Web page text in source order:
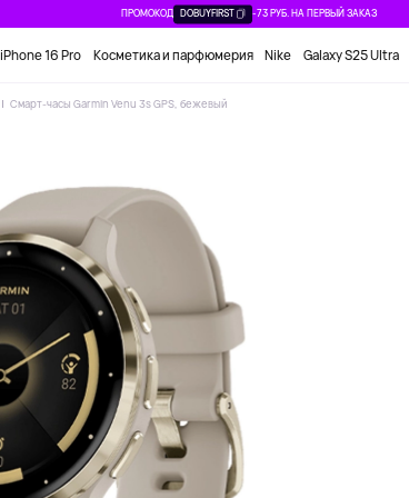
ПРОМОКОД DOBUYFIRST -73 РУБ. НА ПЕРВЫЙ ЗАКАЗ
iPhone 16 Pro Косметика и парфюмерия Nike Galaxy S25 Ultra
Смарт-часы Garmin Venu 3s GPS, бежевый